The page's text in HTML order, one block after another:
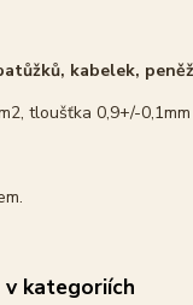
kabelek,
tloušťka 0,9+/-0,1mm
v kategoriích